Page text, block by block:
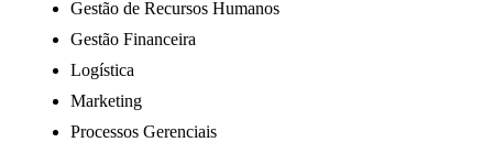
Gestão de Recursos Humanos
Gestão Financeira
Logística
Marketing
Processos Gerenciais